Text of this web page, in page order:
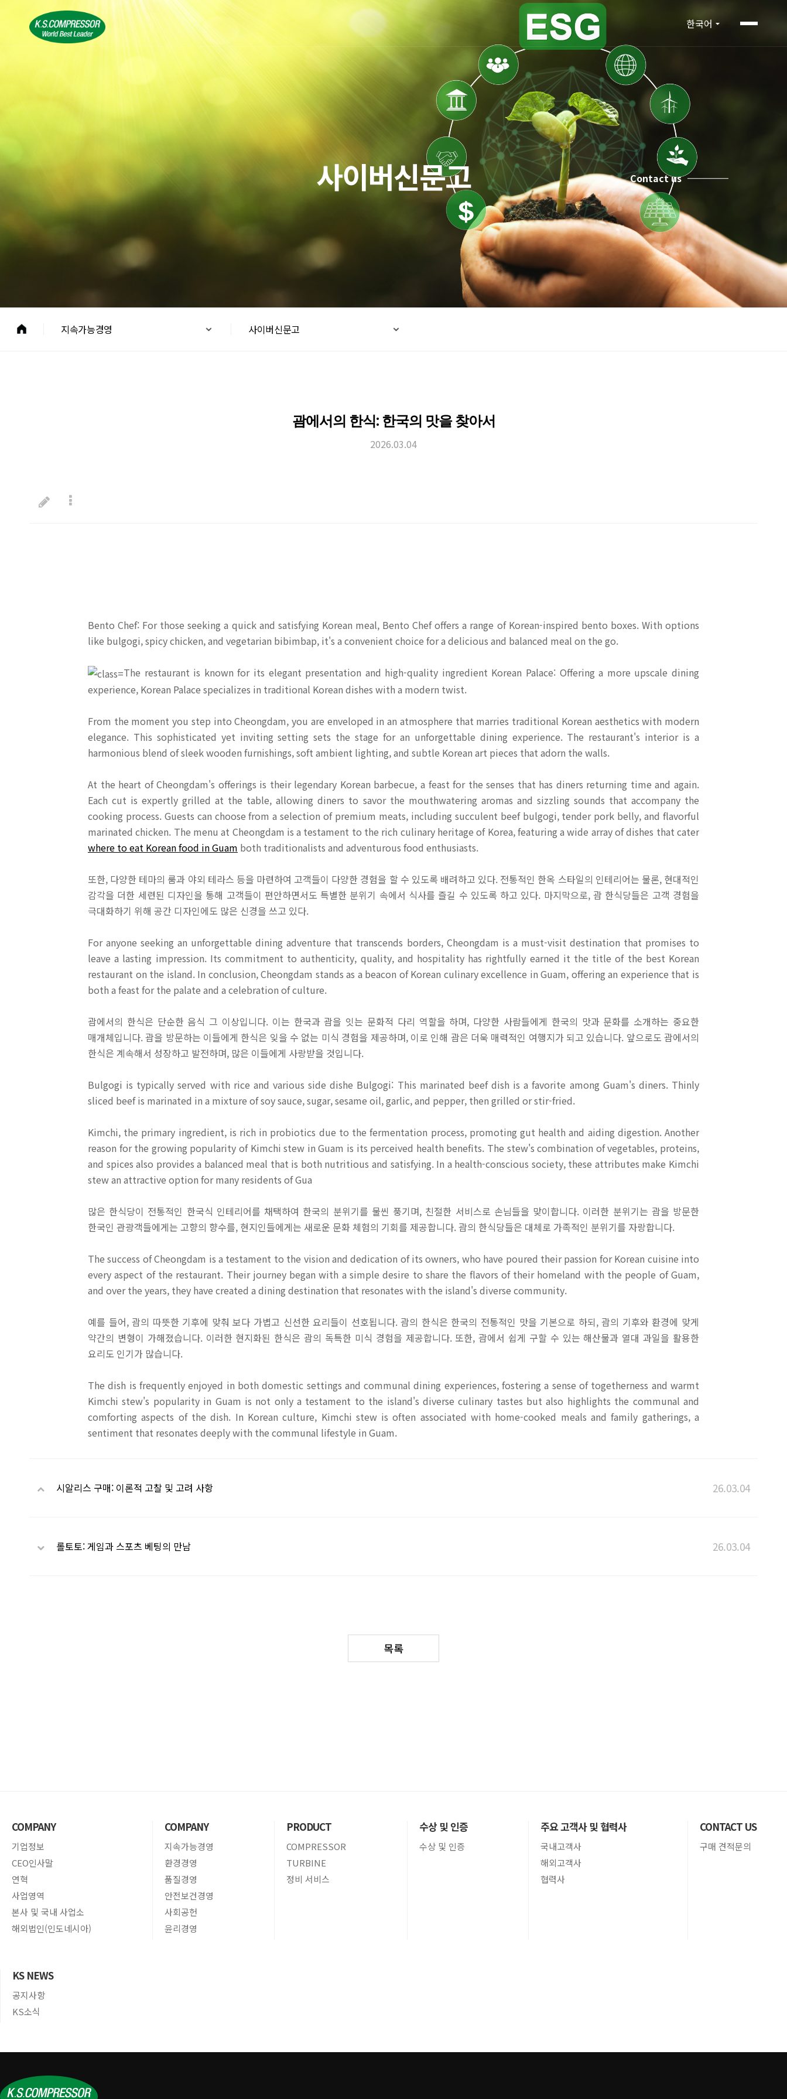
한국어
Contact us
사이버신문고
지속가능경영 사이버신문고
괌에서의 한식: 한국의 맛을 찾아서
2026.03.04
Bento Chef: For those seeking a quick and satisfying Korean meal, Bento Chef offers a range of Korean-inspired bento boxes. With options
like bulgogi, spicy chicken, and vegetarian bibimbap, it's a convenient choice for a delicious and balanced meal on the go.
The restaurant is known for its elegant presentation and high-quality ingredient Korean Palace: Offering a more upscale dining
experience, Korean Palace specializes in traditional Korean dishes with a modern twist.
From the moment you step into Cheongdam, you are enveloped in an atmosphere that marries traditional Korean aesthetics with modern
elegance. This sophisticated yet inviting setting sets the stage for an unforgettable dining experience. The restaurant's interior is a
harmonious blend of sleek wooden furnishings, soft ambient lighting, and subtle Korean art pieces that adorn the walls.
At the heart of Cheongdam's offerings is their legendary Korean barbecue, a feast for the senses that has diners returning time and again.
Each cut is expertly grilled at the table, allowing diners to savor the mouthwatering aromas and sizzling sounds that accompany the
cooking process. Guests can choose from a selection of premium meats, including succulent beef bulgogi, tender pork belly, and flavorful
marinated chicken. The menu at Cheongdam is a testament to the rich culinary heritage of Korea, featuring a wide array of dishes that cater
where to eat Korean food in Guam both traditionalists and adventurous food enthusiasts.
또한, 다양한 테마의 룸과 야외 테라스 등을 마련하여 고객들이 다양한 경험을 할 수 있도록 배려하고 있다. 전통적인 한옥 스타일의 인테리어는 물론, 현대적인
감각을 더한 세련된 디자인을 통해 고객들이 편안하면서도 특별한 분위기 속에서 식사를 즐길 수 있도록 하고 있다. 마지막으로, 괌 한식당들은 고객 경험을
극대화하기 위해 공간 디자인에도 많은 신경을 쓰고 있다.
For anyone seeking an unforgettable dining adventure that transcends borders, Cheongdam is a must-visit destination that promises to
leave a lasting impression. Its commitment to authenticity, quality, and hospitality has rightfully earned it the title of the best Korean
restaurant on the island. In conclusion, Cheongdam stands as a beacon of Korean culinary excellence in Guam, offering an experience that is
both a feast for the palate and a celebration of culture.
괌에서의 한식은 단순한 음식 그 이상입니다. 이는 한국과 괌을 잇는 문화적 다리 역할을 하며, 다양한 사람들에게 한국의 맛과 문화를 소개하는 중요한
매개체입니다. 괌을 방문하는 이들에게 한식은 잊을 수 없는 미식 경험을 제공하며, 이로 인해 괌은 더욱 매력적인 여행지가 되고 있습니다. 앞으로도 괌에서의
한식은 계속해서 성장하고 발전하며, 많은 이들에게 사랑받을 것입니다.
Bulgogi is typically served with rice and various side dishe Bulgogi: This marinated beef dish is a favorite among Guam's diners. Thinly
sliced beef is marinated in a mixture of soy sauce, sugar, sesame oil, garlic, and pepper, then grilled or stir-fried.
Kimchi, the primary ingredient, is rich in probiotics due to the fermentation process, promoting gut health and aiding digestion. Another
reason for the growing popularity of Kimchi stew in Guam is its perceived health benefits. The stew's combination of vegetables, proteins,
and spices also provides a balanced meal that is both nutritious and satisfying. In a health-conscious society, these attributes make Kimchi
stew an attractive option for many residents of Gua
많은 한식당이 전통적인 한국식 인테리어를 채택하여 한국의 분위기를 물씬 풍기며, 친절한 서비스로 손님들을 맞이합니다. 이러한 분위기는 괌을 방문한
한국인 관광객들에게는 고향의 향수를, 현지인들에게는 새로운 문화 체험의 기회를 제공합니다. 괌의 한식당들은 대체로 가족적인 분위기를 자랑합니다.
The success of Cheongdam is a testament to the vision and dedication of its owners, who have poured their passion for Korean cuisine into
every aspect of the restaurant. Their journey began with a simple desire to share the flavors of their homeland with the people of Guam,
and over the years, they have created a dining destination that resonates with the island's diverse community.
예를 들어, 괌의 따뜻한 기후에 맞춰 보다 가볍고 신선한 요리들이 선호됩니다. 괌의 한식은 한국의 전통적인 맛을 기본으로 하되, 괌의 기후와 환경에 맞게
약간의 변형이 가해졌습니다. 이러한 현지화된 한식은 괌의 독특한 미식 경험을 제공합니다. 또한, 괌에서 쉽게 구할 수 있는 해산물과 열대 과일을 활용한
요리도 인기가 많습니다.
The dish is frequently enjoyed in both domestic settings and communal dining experiences, fostering a sense of togetherness and warmt
Kimchi stew's popularity in Guam is not only a testament to the island's diverse culinary tastes but also highlights the communal and
comforting aspects of the dish. In Korean culture, Kimchi stew is often associated with home-cooked meals and family gatherings, a
sentiment that resonates deeply with the communal lifestyle in Guam.
시알리스 구매: 이론적 고찰 및 고려 사항 26.03.04
롤토토: 게임과 스포츠 베팅의 만남 26.03.04
목록
COMPANY
기업정보
CEO인사말
연혁
사업영역
본사 및 국내 사업소
해외법인(인도네시아)
COMPANY
지속가능경영
환경경영
품질경영
안전보건경영
사회공헌
윤리경영
PRODUCT
COMPRESSOR
TURBINE
정비 서비스
수상 및 인증
수상 및 인증
주요 고객사 및 협력사
국내고객사
해외고객사
협력사
CONTACT US
구매 견적문의
KS NEWS
공지사항
KS소식